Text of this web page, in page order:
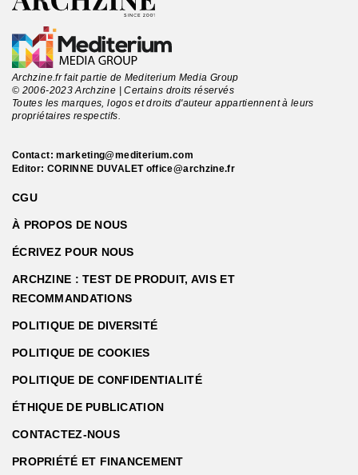
Archzine.fr fait partie de Mediterium Media Group
© 2006-2023 Archzine | Certains droits réservés
Toutes les marques, logos et droits d'auteur appartiennent à leurs
propriétaires respectifs.
Contact:marketing@mediterium.com
Editor: CORINNE DUVALET office@archzine.fr
CGU
À PROPOS DE NOUS
ÉCRIVEZ POUR NOUS
ARCHZINE : TEST DE PRODUIT, AVIS ET
RECOMMANDATIONS
POLITIQUE DE DIVERSITÉ
POLITIQUE DE COOKIES
POLITIQUE DE CONFIDENTIALITÉ
ÉTHIQUE DE PUBLICATION
CONTACTEZ-NOUS
PROPRIÉTÉ ET FINANCEMENT